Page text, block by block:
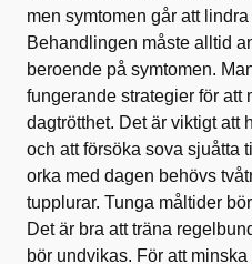
men symtomen går att
Behandlingen måste alltid
beroende på symtomen.
fungerande strategier för att
dagtrötthet. Det är viktigt att
och att försöka sova sjuåtta
orka med dagen behövs
tupplurar. Tunga måltider
Det är bra att träna
bör undvikas. För att